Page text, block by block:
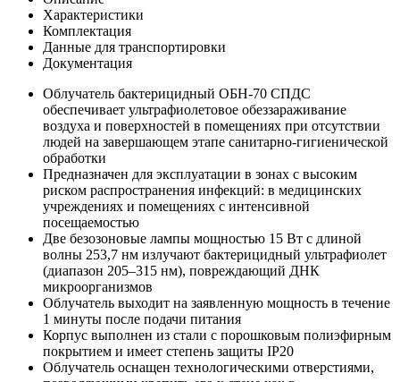
Характеристики
Комплектация
Данные для транспортировки
Документация
Облучатель бактерицидный ОБН-70 СПДС
обеспечивает ультрафиолетовое обеззараживание
воздуха и поверхностей в помещениях при отсутствии
людей на завершающем этапе санитарно‑гигиенической
обработки
Предназначен для эксплуатации в зонах с высоким
риском распространения инфекций: в медицинских
учреждениях и помещениях с интенсивной
посещаемостью
Две безозоновые лампы мощностью 15 Вт с длиной
волны 253,7 нм излучают бактерицидный ультрафиолет
(диапазон 205–315 нм), повреждающий ДНК
микроорганизмов
Облучатель выходит на заявленную мощность в течение
1 минуты после подачи питания
Корпус выполнен из стали с порошковым полиэфирным
покрытием и имеет степень защиты IP20
Облучатель оснащен технологическими отверстиями,